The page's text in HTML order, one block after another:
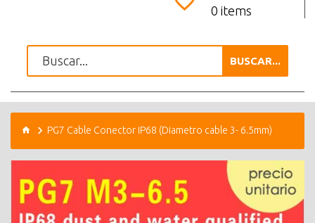
0 items
BUSCAR...
PG7 Cable Conector IP68 (Diametro cable 3- 6.5mm)